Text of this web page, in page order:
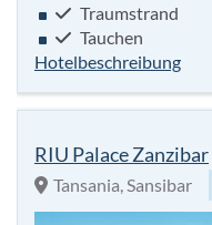
Traumstrand
Tauchen
Hotelbeschreibung
RIU Palace Zanzibar
Tansania, Sansibar